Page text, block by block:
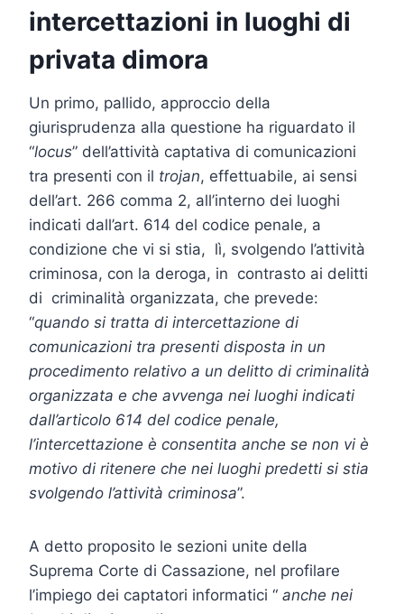
intercettazioni in luoghi di
privata dimora
Un primo, pallido, approccio della
giurisprudenza alla questione ha riguardato il
“locus” dell’attività captativa di comunicazioni
tra presenti con il trojan, effettuabile, ai sensi
dell’art. 266 comma 2, all’interno dei luoghi
indicati dall’art. 614 del codice penale, a
condizione che vi si stia, lì, svolgendo l’attività
criminosa, con la deroga, in contrasto ai delitti
di criminalità organizzata, che prevede:
“quando si tratta di intercettazione di
comunicazioni tra presenti disposta in un
procedimento relativo a un delitto di criminalità
organizzata e che avvenga nei luoghi indicati
dall’articolo 614 del codice penale,
l’intercettazione è consentita anche se non vi è
motivo di ritenere che nei luoghi predetti si stia
svolgendo l’attività criminosa”.
A detto proposito le sezioni unite della
Suprema Corte di Cassazione, nel profilare
l’impiego dei captatori informatici “ anche nei